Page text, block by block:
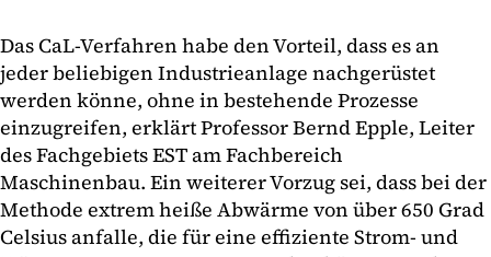
Das CaL-Verfahren habe den Vorteil, dass es an
jeder beliebigen Industrieanlage nachgerüstet
werden könne, ohne in bestehende Prozesse
einzugreifen, erklärt Professor Bernd Epple, Leiter
des Fachgebiets EST am Fachbereich
Maschinenbau. Ein weiterer Vorzug sei, dass bei der
Methode extrem heiße Abwärme von über 650 Grad
Celsius anfalle, die für eine effiziente Strom- und